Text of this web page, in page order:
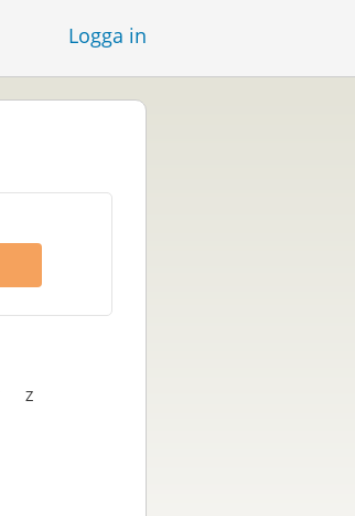
Logga in
Z